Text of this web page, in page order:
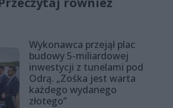
Wykonawca przejął plac
budowy 5-miliardowej
inwestycji z tunelami pod
Odrą. „Zośka jest warta
każdego wydanego
złotego”